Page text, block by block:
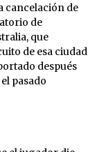
cancelación de
de
que
de esa ciudad
después
pasado